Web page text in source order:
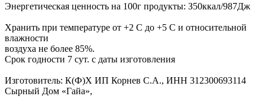
Энергетическая ценность на 100г продукты: З50ккал/987Дж
Хранить при температуре от +2 С до +5 С и относительной
влажности
воздуха не более 85%.
Срок годности 7 сут. с даты изготовления
Изготовитель: К(Ф)Х ИП Корнев С.А., ИНН 312300693114
Сырный Дом «Гайа»,